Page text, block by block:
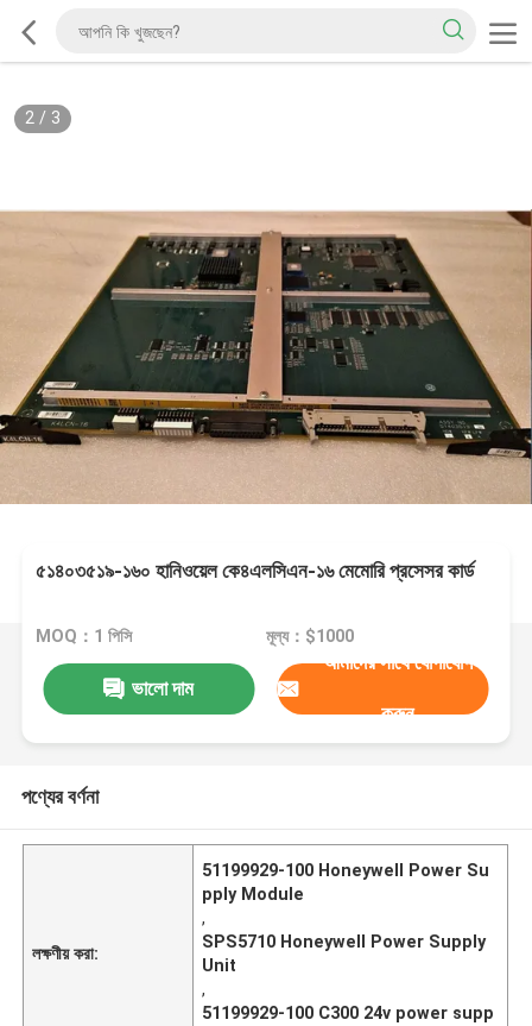
2/ 3
৫১৪০৩৫১৯-১৬০ হানিওয়েল কে৪এলসিএন-১৬ মেমোরি প্রসেসর কার্ড
MOQ：1 পিসি মূল্য：$1000
ভালো দাম
আমাদের সাথে যোগাযোগ
করুন
পণ্যের বর্ণনা
লক্ষণীয় করা:
51199929-100 Honeywell Power Su
pply Module
,
SPS5710 Honeywell Power Supply
Unit
,
51199929-100 C300 24v power supp